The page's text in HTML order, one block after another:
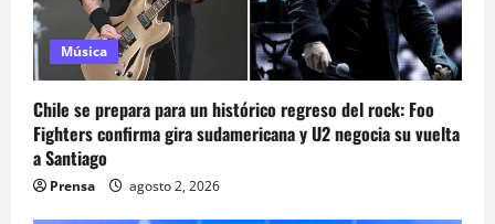
Música
Chile se prepara para un histórico regreso del rock: Foo
Fighters confirma gira sudamericana y U2 negocia su vuelta
a Santiago
Prensa agosto 2, 2026